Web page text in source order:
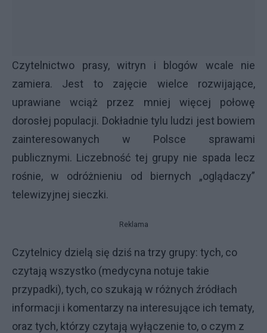
Czytelnictwo prasy, witryn i blogów wcale nie
zamiera. Jest to zajęcie wielce rozwijające,
uprawiane wciąż przez mniej więcej połowę
dorosłej populacji. Dokładnie tylu ludzi jest bowiem
zainteresowanych w Polsce sprawami
publicznymi. Liczebność tej grupy nie spada lecz
rośnie, w odróżnieniu od biernych „oglądaczy”
telewizyjnej sieczki.
Reklama
Czytelnicy dzielą się dziś na trzy grupy: tych, co
czytają wszystko (medycyna notuje takie
przypadki), tych, co szukają w różnych źródłach
informacji i komentarzy na interesujące ich tematy,
oraz tych, którzy czytają wyłączenie to, o czym z